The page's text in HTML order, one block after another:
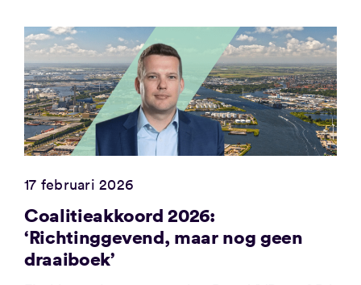
17 februari 2026
Coalitieakkoord 2026:
‘Richtinggevend, maar nog geen
draaiboek’